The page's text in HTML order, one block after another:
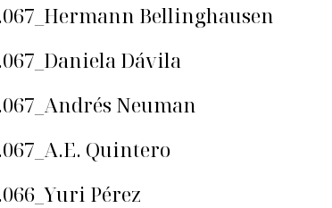
Bellinghausen
Dávila
Neuman
Quintero
Pérez